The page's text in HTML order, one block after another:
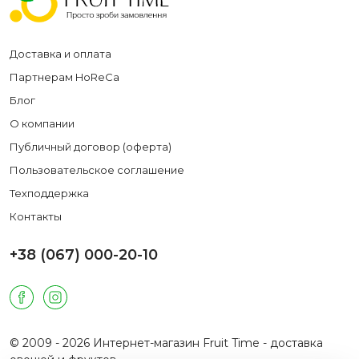
Доставка и оплата
Партнерам HoReCa
Блог
О компании
Публичный договор (оферта)
Пользовательское соглашение
Техподдержка
Контакты
+38 (067) 000-20-10
© 2009 - 2026 Интернет-магазин Fruit Time - доставка